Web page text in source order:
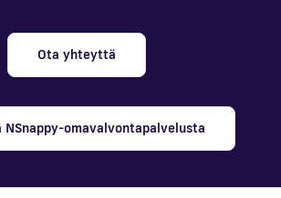
Ota yhteyttä
NSnappy-omavalvontapalvelusta